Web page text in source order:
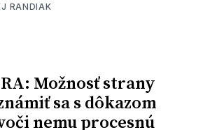
RANDIAK
Možnosť strany
sa s dôkazom
nemu procesnú